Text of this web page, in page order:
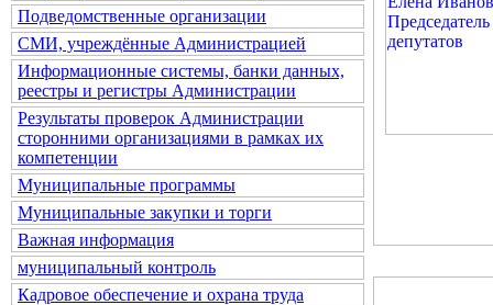
Подведомственные организации
СМИ, учреждённые Администрацией
Информационные системы, банки данных,
реестры и регистры Администрации
Результаты проверок Администрации
сторонними организациями в рамках их
компетенции
Муниципальные программы
Муниципальные закупки и торги
Важная информация
муниципальный контроль
Кадровое обеспечение и охрана труда